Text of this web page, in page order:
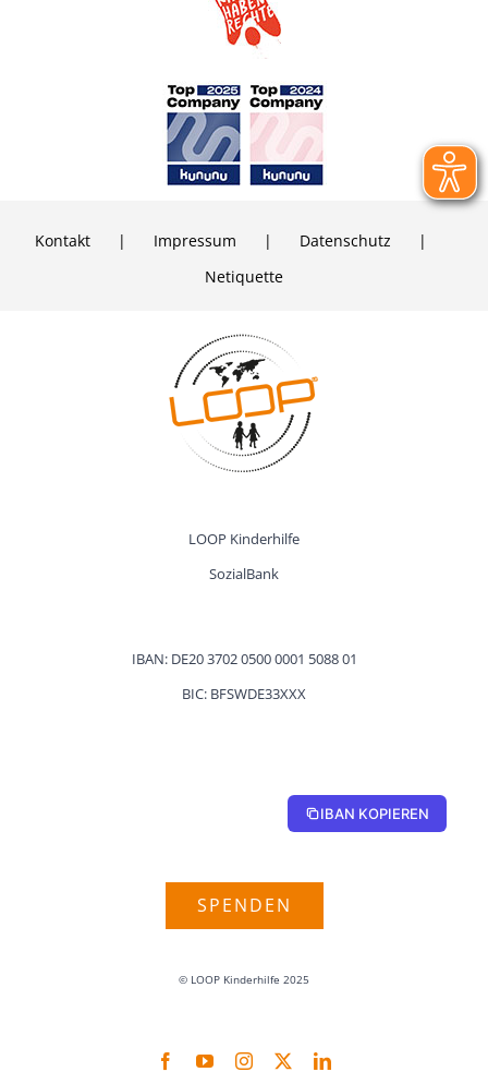
Kontakt Impressum
Daten­schutz
Netiquette
LOOP Kinder­hilfe
SozialBank
IBAN: DE20 3702 0500 0001 5088 01
BIC: BFSWDE33XXX
IBAN KOPIEREN
SPENDEN
© LOOP Kinder­hilfe 2025